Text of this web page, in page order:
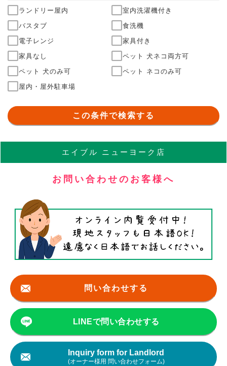
ランドリー屋内
室内洗濯機付き
バスタブ
食洗機
電子レンジ
家具付き
家具なし
ペット 犬ネコ両方可
ペット 犬のみ可
ペット ネコのみ可
屋内・屋外駐車場
この条件で検索する
エイブル ニューヨーク店
お問い合わせのお客様へ
問い合わせする
LINEで問い合わせする
Inquiry form for Landlord
(オーナー様用 問い合わせフォーム)